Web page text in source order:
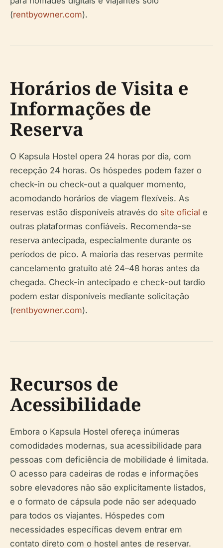
(rentbyowner.com).
Horários de Visita e
Informações de
Reserva
O Kapsula Hostel opera 24 horas por dia, com
recepção 24 horas. Os hóspedes podem fazer o
check-in ou check-out a qualquer momento,
acomodando horários de viagem flexíveis. As
reservas estão disponíveis através do site oficial e
outras plataformas confiáveis. Recomenda-se
reserva antecipada, especialmente durante os
períodos de pico. A maioria das reservas permite
cancelamento gratuito até 24–48 horas antes da
chegada. Check-in antecipado e check-out tardio
podem estar disponíveis mediante solicitação
(rentbyowner.com).
Recursos de
Acessibilidade
Embora o Kapsula Hostel ofereça inúmeras
comodidades modernas, sua acessibilidade para
pessoas com deficiência de mobilidade é limitada.
O acesso para cadeiras de rodas e informações
sobre elevadores não são explicitamente listados,
e o formato de cápsula pode não ser adequado
para todos os viajantes. Hóspedes com
necessidades específicas devem entrar em
contato direto com o hostel antes de reservar.